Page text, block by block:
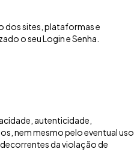
dos sites, plataformas e
o seu Login e Senha.
autenticidade,
nem mesmo pelo eventual uso
da violação de